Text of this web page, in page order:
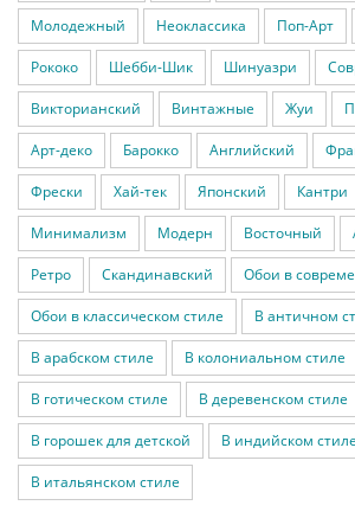
Молодежный Неоклассика Поп-Арт
Рококо Шебби-Шик Шинуазри
Викторианский Винтажные Жуи
Арт-деко Барокко Английский
Фрески Хай-тек Японский Кантри
Минимализм Модерн Восточный
Ретро Скандинавский Обои в
Обои в классическом стиле В античном
В арабском стиле В колониальном стиле
В готическом стиле В деревенском стиле
В горошек для детской В индийском стиле
В итальянском стиле